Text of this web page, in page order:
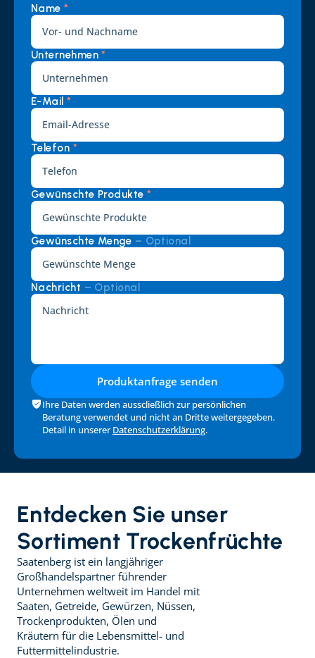
Name *
Unternehmen *
E-Mail *
Telefon *
Gewünschte Produkte *
Gewünschte Menge – Optional
Nachricht – Optional
Produktanfrage senden
Ihre Daten werden ausscließlich zur persönlichen
Beratung verwendet und nicht an Dritte weitergegeben.
Detail in unserer Datenschutzerklärung.
Entdecken Sie unser
Sortiment Trockenfrüchte
Saatenberg ist ein langjähriger
Großhandelspartner führender
Unternehmen weltweit im Handel mit
Saaten, Getreide, Gewürzen, Nüssen,
Trockenprodukten, Ölen und
Kräutern für die Lebensmittel- und
Futtermittelindustrie.